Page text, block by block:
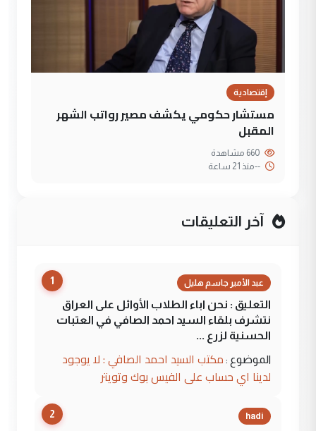
إقتصادية
مستشار حكومي يكشف مصير رواتب الشهر
المقبل
--منذ 21 ساعة
آخر التعليقات
1 عبد الأمير جاسم هليل
التعليق : نحن اباء الطلاب الأوائل على العراق
نتشرف بلقاء السيد احمد الصافي في العتبات
الحسنية لزرع ...
الموضوع : مكتب السيد احمد الصافي : لا يوجود
لدينا اي حساب على الفيس بوك وتويتر
2 hadi